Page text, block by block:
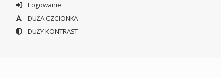
Logowanie
DUŻA CZCIONKA
DUŻY KONTRAST